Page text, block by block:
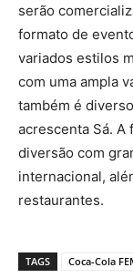
serão
formato de
variados estilos
com uma ampla
também é
acrescenta Sá. A
diversão com
internacional,
restaurantes.
TAGS Coca-Cola